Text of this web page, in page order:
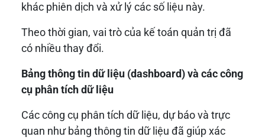
khác phiên dịch và xử lý các số liệu này.
Theo thời gian, vai trò của kế toán quản trị đã
có nhiều thay đổi.
Bảng thông tin dữ liệu (dashboard) và các công
cụ phân tích dữ liệu
Các công cụ phân tích dữ liệu, dự báo và trực
quan như bảng thông tin dữ liệu đã giúp xác